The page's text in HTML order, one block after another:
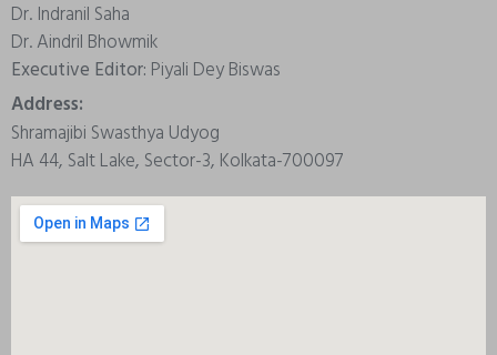
Dr. Indranil Saha
Dr. Aindril Bhowmik
Executive Editor: Piyali Dey Biswas
Address:
Shramajibi Swasthya Udyog
HA 44, Salt Lake, Sector-3, Kolkata-700097